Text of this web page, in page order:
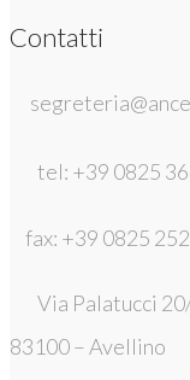
Contatti
tel: +39 0825
fax: +39 0825
Via Palatucci
83100 – Avellino